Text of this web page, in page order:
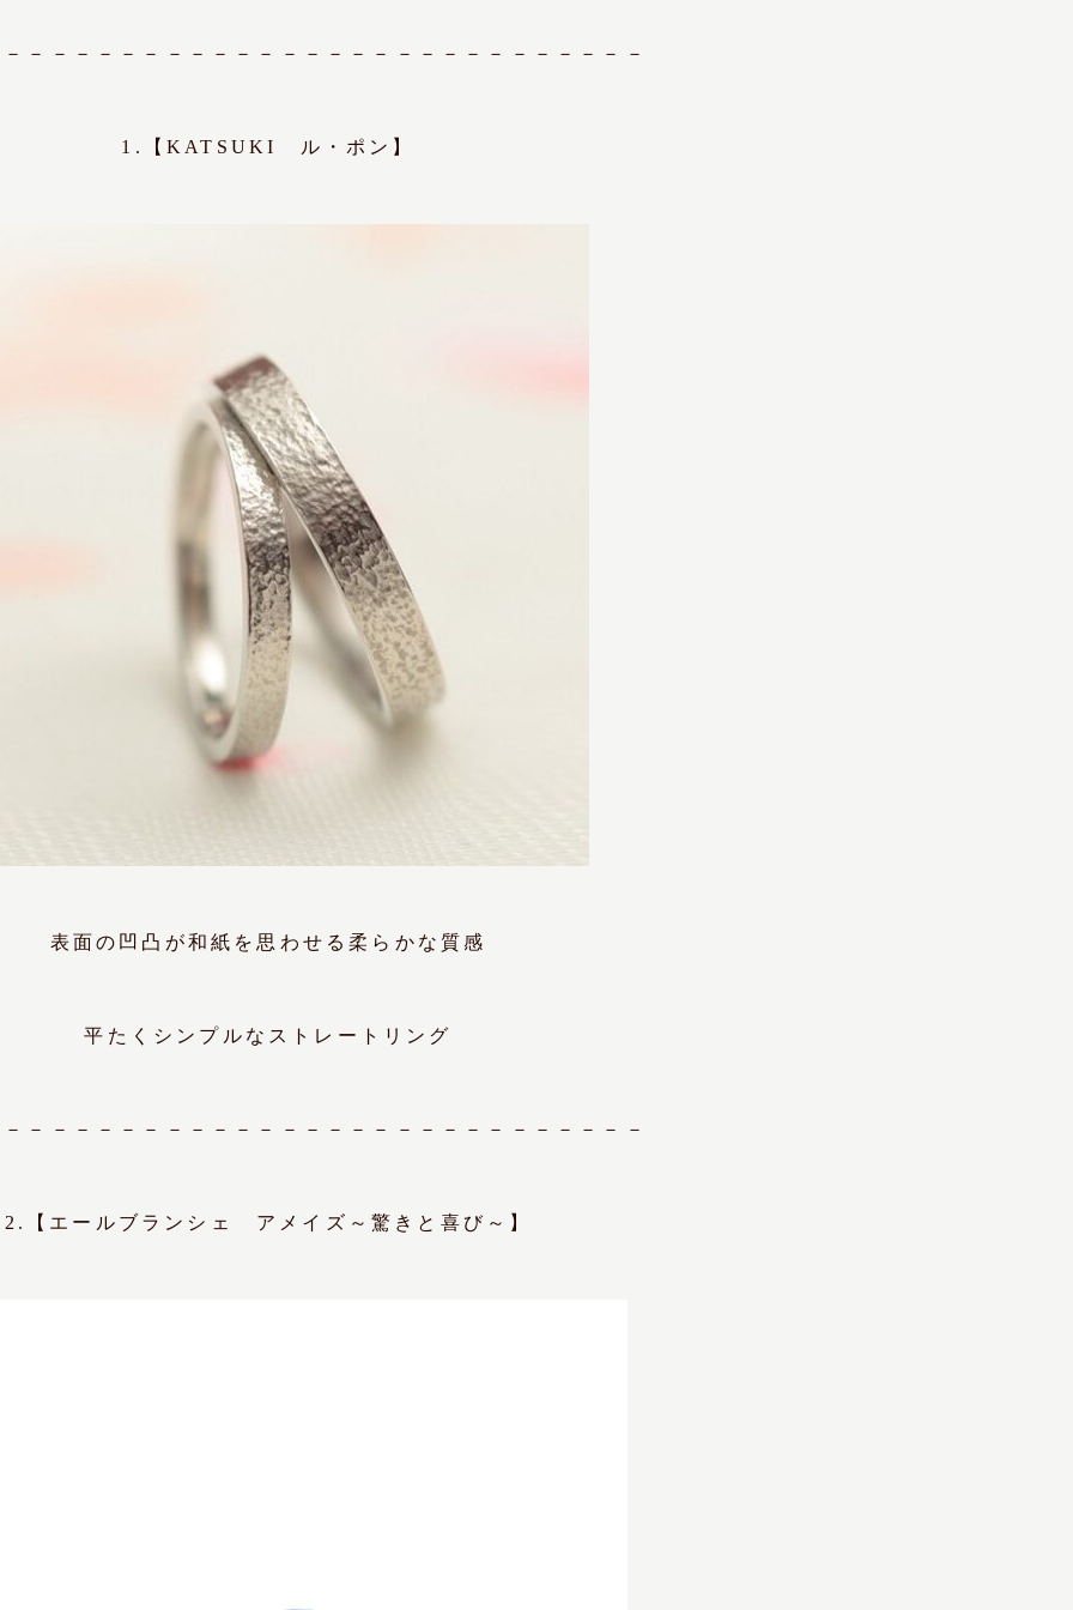
－－－－－－－－－－－－－－－－－－－－－－－－－－－
1.【KATSUKI ル・ポン】
表面の凹凸が和紙を思わせる柔らかな質感
平たくシンプルなストレートリング
－－－－－－－－－－－－－－－－－－－－－－－－－－－
2.【エールブランシェ アメイズ～驚きと喜び～】